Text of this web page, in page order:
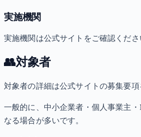
実施機関
実施機関は公式サイトをご確認くださ
👥対象者
対象者の詳細は公式サイトの募集要項
一般的に、中小企業者・個人事業主・
なる場合が多いです。